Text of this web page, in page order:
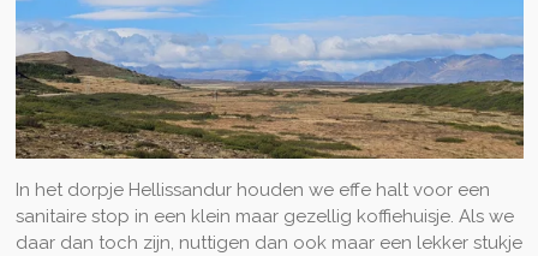
In het dorpje Hellissandur houden we effe halt voor een
sanitaire stop in een klein maar gezellig koffiehuisje. Als we
daar dan toch zijn, nuttigen dan ook maar een lekker stukje